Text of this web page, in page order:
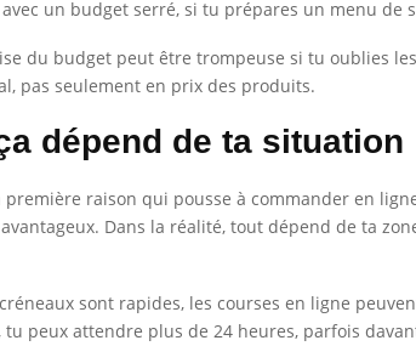
un budget serré, si tu prépares un menu de
du budget peut être trompeuse si tu oublies
pas seulement en prix des produits.
dépend de ta situation
raison qui pousse à commander en
Dans la réalité, tout dépend de ta
sont rapides, les courses en ligne
peux attendre plus de 24 heures, parfois